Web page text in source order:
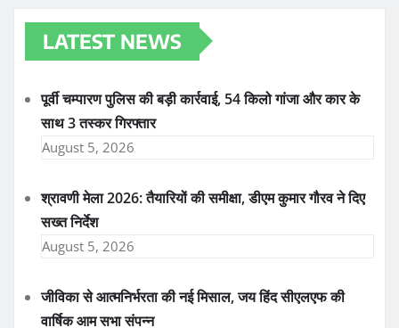
LATEST NEWS
पूर्वी चम्पारण पुलिस की बड़ी कार्रवाई, 54 किलो गांजा और कार के
साथ 3 तस्कर गिरफ्तार
August 5, 2026
श्रावणी मेला 2026: तैयारियों की समीक्षा, डीएम कुमार गौरव ने दिए
सख्त निर्देश
August 5, 2026
जीविका से आत्मनिर्भरता की नई मिसाल, जय हिंद सीएलएफ की
वार्षिक आम सभा संपन्न